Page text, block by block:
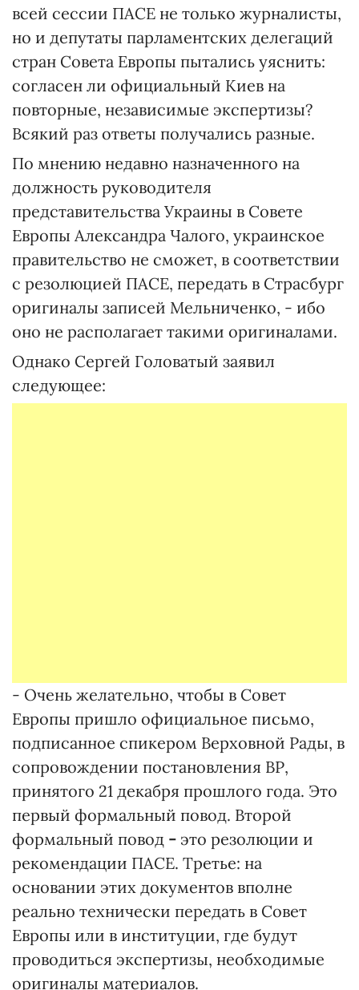
всей сессии ПАСЕ не только журналисты,
но и депутаты парламентских делегаций
стран Совета Европы пытались уяснить:
согласен ли официальный Киев на
повторные, независимые экспертизы?
Всякий раз ответы получались разные.
По мнению недавно назначенного на
должность руководителя
представительства Украины в Совете
Европы Александра Чалого, украинское
правительство не сможет, в соответствии
с резолюцией ПАСЕ, передать в Страсбург
оригиналы записей Мельниченко, - ибо
оно не располагает такими оригиналами.
Однако Сергей Головатый заявил
следующее:
- Очень желательно, чтобы в Совет
Европы пришло официальное письмо,
подписанное спикером Верховной Рады, в
сопровождении постановления ВР,
принятого 21 декабря прошлого года. Это
первый формальный повод. Второй
формальный повод - это резолюции и
рекомендации ПАСЕ. Третье: на
основании этих документов вполне
реально технически передать в Совет
Европы или в институции, где будут
проводиться экспертизы, необходимые
оригиналы материалов.